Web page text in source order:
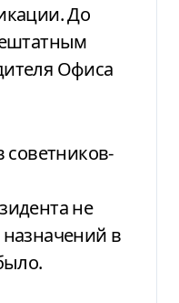
До
Офиса
советников-
не
в